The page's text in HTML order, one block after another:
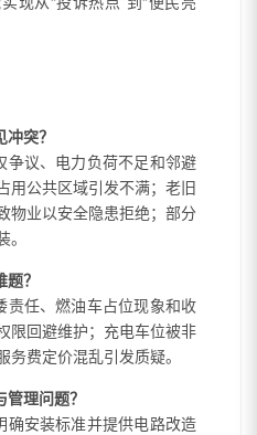
突？
争议、电力负荷不足和邻避
用公共区域引发不满；老旧
物业以安全隐患拒绝；部分
？
责任、燃油车占位现象和收
限回避维护；充电车位被非
费定价混乱引发质疑。
理问题？
确安装标准并提供电路改造